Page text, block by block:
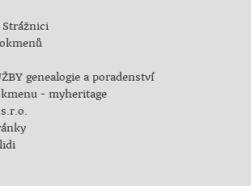
Strážnici
genealogie a poradenství
- myheritage